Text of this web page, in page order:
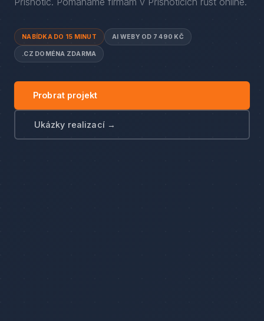
NABÍDKA DO 15 MINUT AI WEBY OD 7 490 KČ
.CZ DOMÉNA ZDARMA
Probrat projekt
Ukázky realizací →